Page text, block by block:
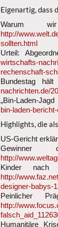
Eigenartig, dass
Warum
http://
sollten.html
Urteil:
wirtschafts-
rechenschaft-
Bundestag
nachrichten.de/
„Bin-Laden-
bin-laden-
Highlights, die
US-Gericht
Gewinner
http://
Kinder nach
http://
designer-babys-
Peinlicher
http://
Humanitäre